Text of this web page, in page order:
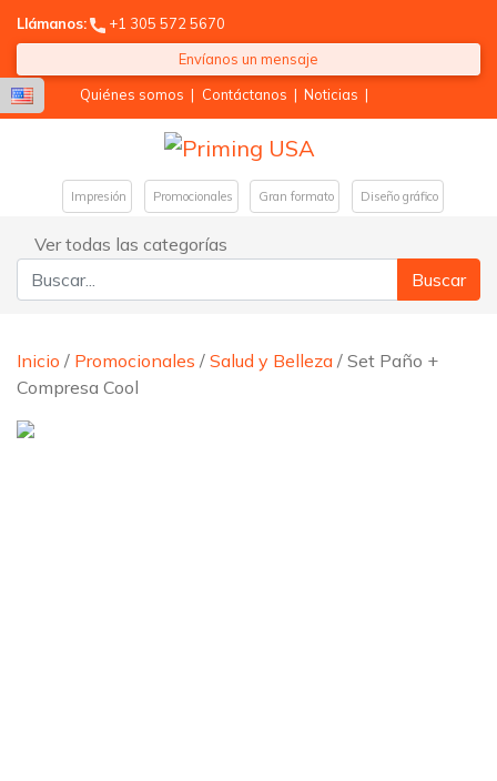
Llámanos:
+1 305 572 5670
Envíanos un mensaje
Quiénes somos | Contáctanos | Noticias |
Impresión Promocionales Gran formato Diseño gráfico
Ver todas las categorías
Buscar:
Inicio / Promocionales / Salud y Belleza / Set Paño +
Compresa Cool